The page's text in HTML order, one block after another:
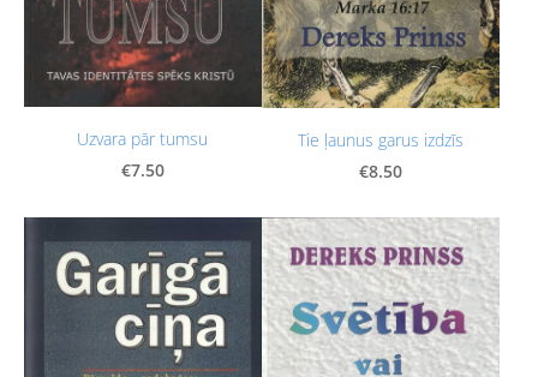
Uzvara pār tumsu
€7.50
Tie ļaunus garus izdzīs
€8.50